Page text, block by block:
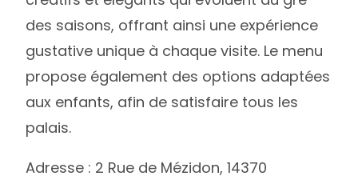
des saisons, offrant ainsi une expérience
gustative unique à chaque visite. Le menu
propose également des options adaptées
aux enfants, afin de satisfaire tous les
palais.
Adresse : 2 Rue de Mézidon, 14370